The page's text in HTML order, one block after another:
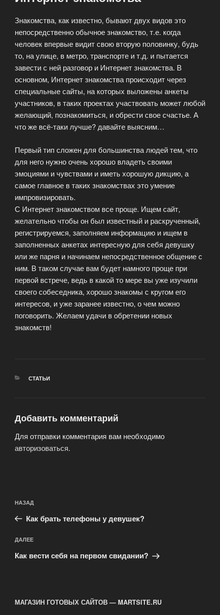
Знакомства, как известно, бывают двух видов это
непосредственно обычное знакомство, т.е. когда
человек впервые видит свою вторую половинку, будь
то, на улице, в метро, транспорте и т.д. и пытается
завести с ней разговор и Интернет знакомства. В
основном, Интернет знакомства происходит через
специальные сайты, на которых выложены анкеты
участников, в таких проектах участвовать может любой
желающий, познакомиться, и обрести свое счастье. А
что же всё-таки лучше? давайте выясним…
Первый тип сложен для большинства людей тем, что
для него нужно очень хорошо владеть своими
эмоциями и чувствами и иметь хорошую дикцию, а
самое главное в таких знакомствах это умение
импровизировать.
С Интернет знакомством все проще. Ищем сайт,
желательно чтобы он был известный и раскрученный,
регистрируемся, заполняем информацию и ищем в
заполненных анкетах интересную для себя девушку
или же парня и начинаем непосредственное общение с
ним. В таком случае вам будет намного проще при
первой встрече, ведь в какой то мере вы уже изучили
своего собеседника, хорошо знакомы с кругом его
интересов, и уже заранее известно, о чем можно
поговорить. Желаем удачи в обретении новых
знакомств!
РУБРИКИ
СТАТЬИ
Добавить комментарий
Для отправки комментария вам необходимо
авторизоваться.
по
записям
Предыдущая
запись:
НАЗАД
Как брать телефоны у девушек?
Следующая
запись
ДАЛЕЕ
Как вести себя на первом свидании?
МАГАЗИН ГОТОВЫХ САЙТОВ — MARTSITE.RU